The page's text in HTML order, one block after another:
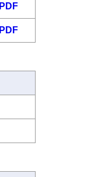
PDF
PDF